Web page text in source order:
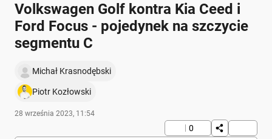
Volkswagen Golf kontra Kia Ceed i
Ford Focus - pojedynek na szczycie
segmentu C
Michał Krasnodębski
Piotr Kozłowski
28 września 2023, 11:54
0